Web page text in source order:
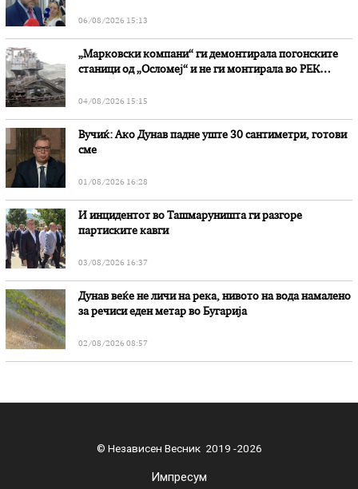
06/08/2026 15:13
„Марковски компани“ ги демонтирала погонските
станици од „Осломеј“ и не ги монтирала во РЕК
04/08/2026 15:15
Вучиќ: Ако Дунав падне уште 30 сантиметри, готови
сме
01/08/2026 16:28
И инцидентот во Ташмаруништa ги разгоре
партиските кавги
03/08/2026 16:37
Дунав веќе не личи на река, нивото на вода намалено
за речиси еден метар во Бугарија
02/08/2026 08:57
© Независен Весник 2019 -2026
Импресум